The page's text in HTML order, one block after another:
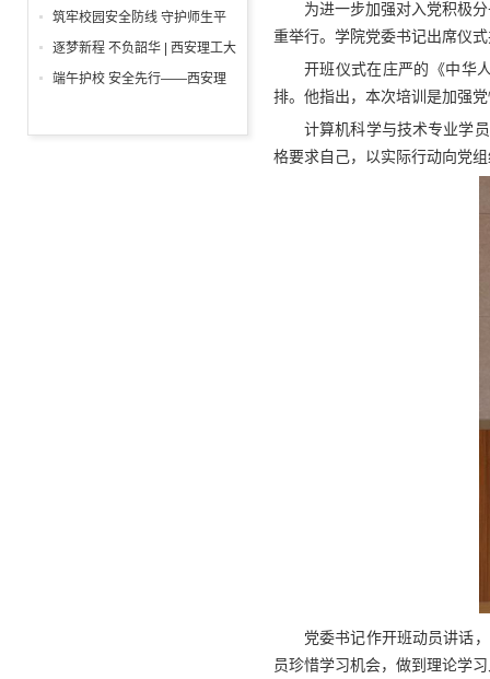
为进一步加强对入党积极
重举行。学院党委书记出席仪
开班仪式在庄严的《中华
排。他指出，本次培训是加强
计算机科学与技术专业学
格要求自己，以实际行动向党
党委书记作开班动员讲话
员珍惜学习机会，做到理论学
活动
展“6・26”国际禁毒日沉浸式主
题宣教活动
筑牢校园安全防线 守护师生平
安校园 ——西安理工大学高科
学院开展消防安全专项检查
逐梦新程 不负韶华 | 西安理工大
学高科学院2026届毕业典礼暨
端午护校 安全先行——西安理
项培训